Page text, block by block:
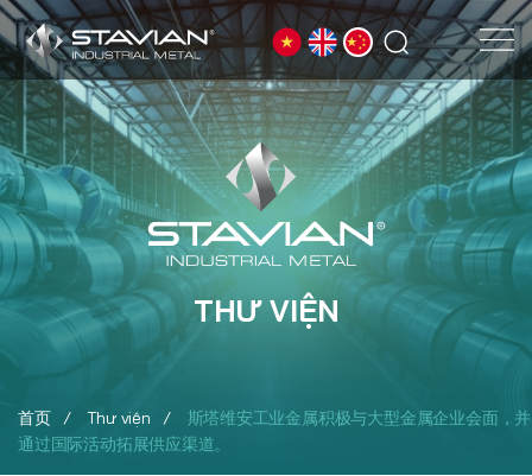
首页 Thư viện
斯塔维安工业金属积极与大型金属企业会面，并
通过国际活动拓展供应渠道。
THƯ VIỆN